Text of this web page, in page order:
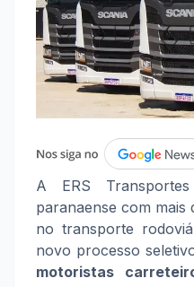
A ERS
paranaense com mais
no transporte
novo processo
motoristas